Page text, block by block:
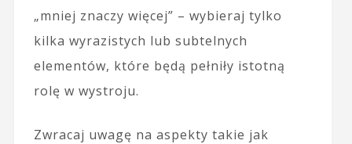
„mniej znaczy więcej” – wybieraj tylko
kilka wyrazistych lub subtelnych
elementów, które będą pełniły istotną
rolę w wystroju.
Zwracaj uwagę na aspekty takie jak